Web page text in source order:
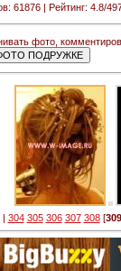
61876 | Рейтинг: 4.8/
фото,
304 305 306 307 308[309